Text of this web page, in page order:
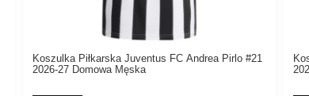
Koszulka Piłkarska Juventus FC Andrea Pirlo #21
2026-27 Domowa Męska